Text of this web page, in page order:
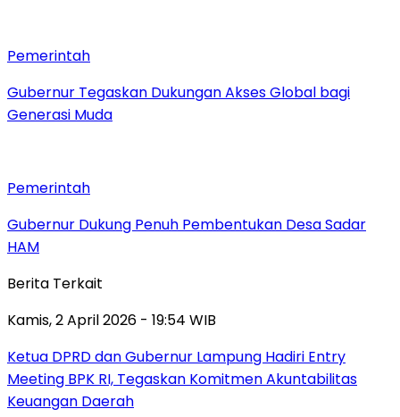
Pemerintah
Gubernur Tegaskan Dukungan Akses Global bagi
Generasi Muda
Pemerintah
Gubernur Dukung Penuh Pembentukan Desa Sadar
HAM
Berita Terkait
Kamis, 2 April 2026 - 19:54 WIB
Ketua DPRD dan Gubernur Lampung Hadiri Entry
Meeting BPK RI, Tegaskan Komitmen Akuntabilitas
Keuangan Daerah